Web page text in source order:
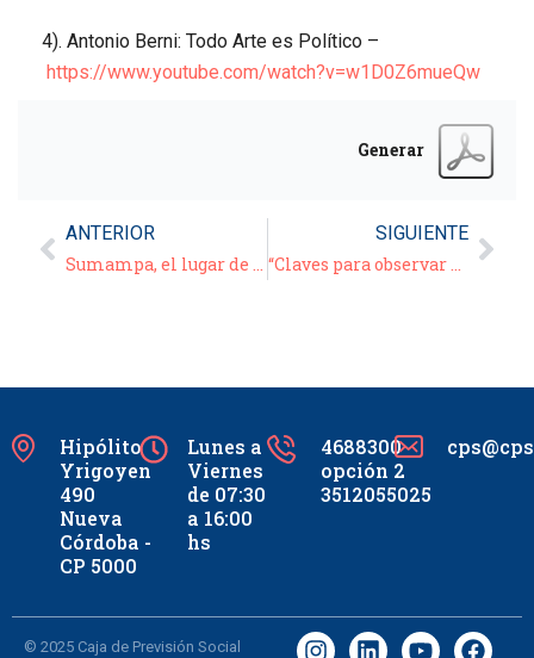
4). Antonio Berni: Todo Arte es Político –
https://www.youtube.com/watch?v=w1D0Z6mueQw
Generar
ANTERIOR
Sumampa, el lugar de la otra Virgen
SIGUIENTE
“Claves para observar en unas elecciones particulares” – Carlos Pagni – Conferencia grabada
Hipólito
Yrigoyen
490
Nueva
Córdoba -
CP 5000
Lunes a
Viernes
de 07:30
a 16:00
hs
4688300
opción 2
3512055025
© 2025 Caja de Previsión Social